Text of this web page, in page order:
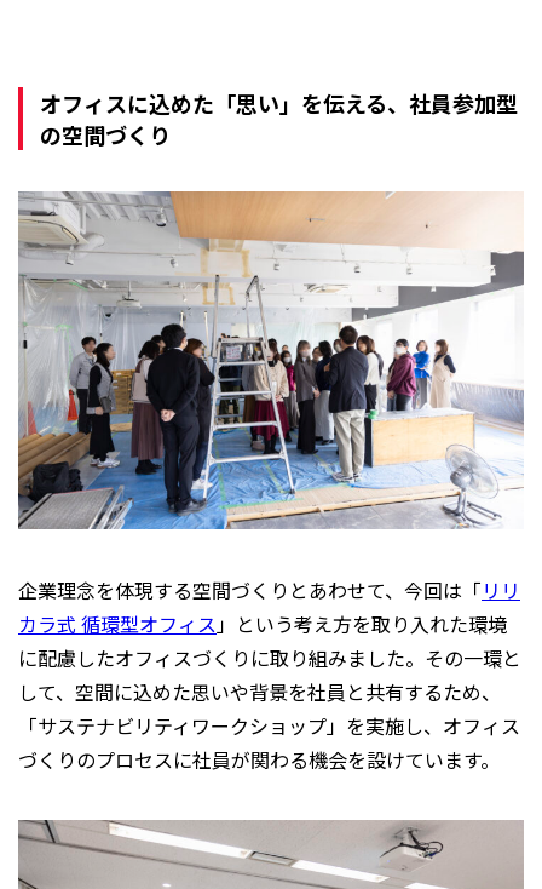
オフィスに込めた「思い」を伝える、社員参加型
の空間づくり
企業理念を体現する空間づくりとあわせて、今回は「リリ
カラ式 循環型オフィス」という考え方を取り入れた環境
に配慮したオフィスづくりに取り組みました。その一環と
して、空間に込めた思いや背景を社員と共有するため、
「サステナビリティワークショップ」を実施し、オフィス
づくりのプロセスに社員が関わる機会を設けています。